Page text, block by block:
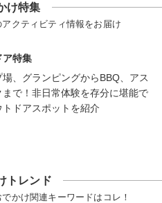
け特集
クティビティ情報をお届け
ア特集
場、グランピングからBBQ、アス
まで！非日常体験を存分に堪能で
トドアスポットを紹介
トレンド
かけ関連キーワードはコレ！